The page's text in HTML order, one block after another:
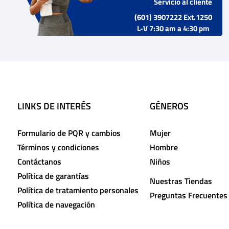
(601) 3907222 Ext.1250
L-V 7:30 am a 4:30 pm
LINKS DE INTERÉS
Formulario de PQR y cambios
Términos y condiciones
Contáctanos
Política de garantías
Política de tratamiento personales
Política de navegación
GÉNEROS
Mujer
Hombre
Niños
Nuestras Tiendas
Preguntas Frecuentes